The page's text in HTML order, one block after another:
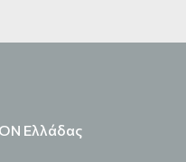
Ελλάδας